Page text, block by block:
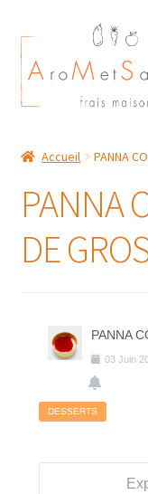
Aller
à
la
navigation
Aller
au
contenu
Accueil PANNA
PANNA
DE
PANNA
03 Juin
DESSERTS